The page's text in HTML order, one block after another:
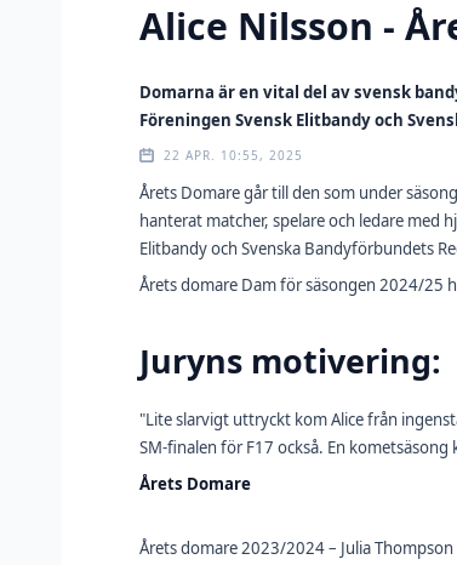
Alice Nilsson -
Domarna är en vital del av svensk
Föreningen Svensk Elitbandy och
22 APR. 10:55, 2025
Årets Domare går till den som under
hanterat matcher, spelare och ledare med
Elitbandy och Svenska Bandyförbundets
Årets domare Dam för säsongen 2024/25
Juryns motivering:
"Lite slarvigt uttryckt kom Alice från
SM-finalen för F17 också. En kometsäsong
Årets Domare
Årets domare 2023/2024 – Julia